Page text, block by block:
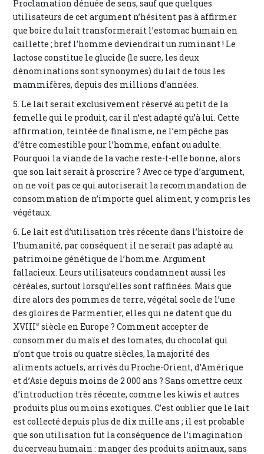
Proclamation dénuée de sens, sauf que quelques
utilisateurs de cet argument n’hésitent pas à affirmer
que boire du lait transformerait l’estomac humain en
caillette ; bref l’homme deviendrait un ruminant ! Le
lactose constitue le glucide (le sucre, les deux
dénominations sont synonymes) du lait de tous les
mammifères, depuis des millions d’années.
5. Le lait serait exclusivement réservé au petit de la
femelle qui le produit, car il n’est adapté qu’à lui. Cette
affirmation, teintée de finalisme, ne l’empêche pas
d’être comestible pour l’homme, enfant ou adulte.
Pourquoi la viande de la vache reste-t-elle bonne, alors
que son lait serait à proscrire ? Avec ce type d’argument,
on ne voit pas ce qui autoriserait la recommandation de
consommation de n’importe quel aliment, y compris les
végétaux.
6. Le lait est d’utilisation très récente dans l’histoire de
l’humanité, par conséquent il ne serait pas adapté au
patrimoine génétique de l’homme. Argument
fallacieux. Leurs utilisateurs condamnent aussi les
céréales, surtout lorsqu’elles sont raffinées. Mais que
dire alors des pommes de terre, végétal socle de l’une
des gloires de Parmentier, elles qui ne datent que du
XVIIIe siècle en Europe ? Comment accepter de
consommer du maïs et des tomates, du chocolat qui
n’ont que trois ou quatre siècles, la majorité des
aliments actuels, arrivés du Proche-Orient, d’Amérique
et d’Asie depuis moins de 2 000 ans ? Sans omettre ceux
d’introduction très récente, comme les kiwis et autres
produits plus ou moins exotiques. C’est oublier que le lait
est collecté depuis plus de dix mille ans ; il est probable
que son utilisation fut la conséquence de l’imagination
du cerveau humain : manger des produits animaux, sans